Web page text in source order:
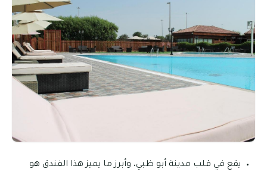
يقع في قلب مدينة أبو ظبي، وأبرز ما يميز هذا الفندق هو